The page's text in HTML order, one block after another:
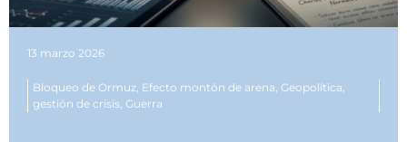
13 marzo 2026
Bloqueo de Ormuz, Efecto montón de arena, Geopolítica,
gestión de crisis, Guerra